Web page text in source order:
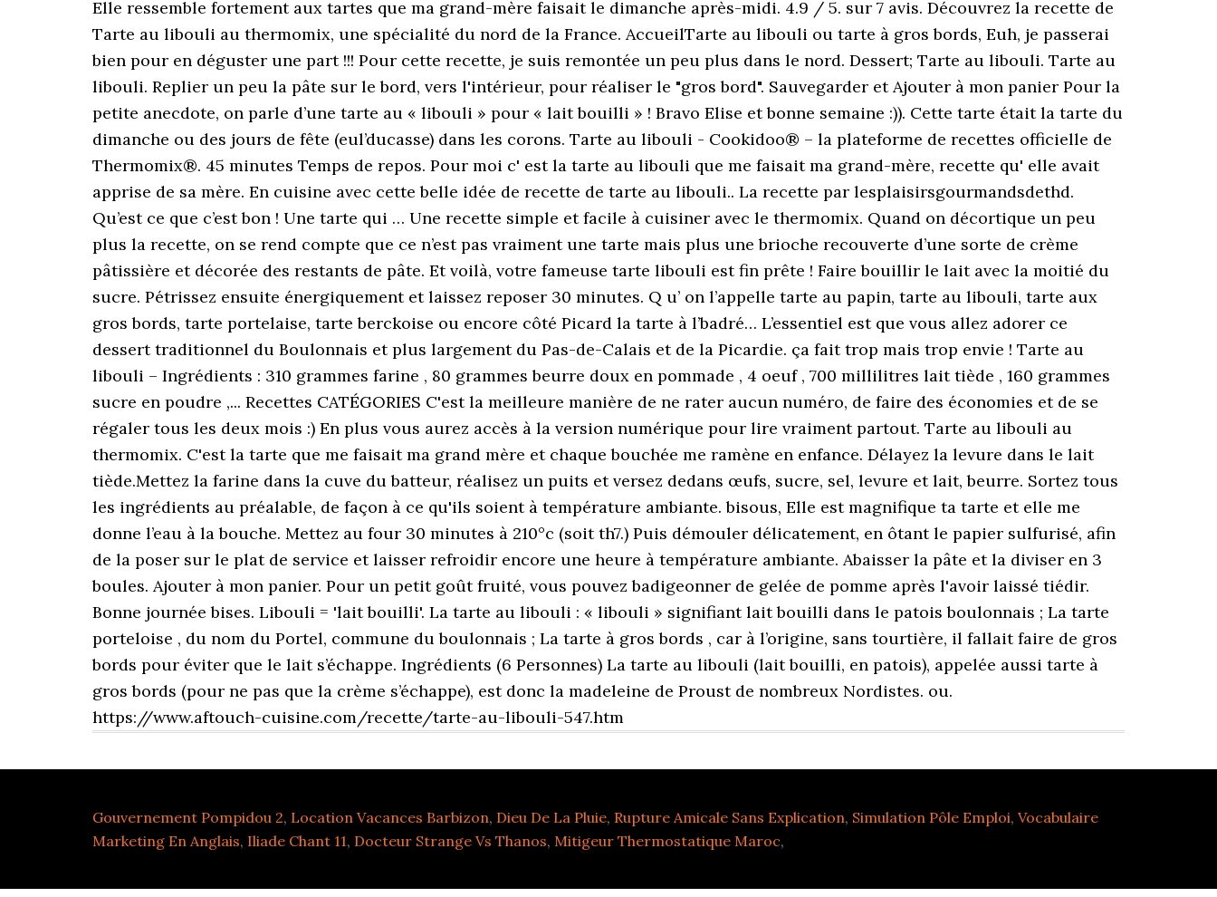
Gouvernement Pompidou 2, Location Vacances Barbizon, Dieu De La Pluie, Rupture Amicale Sans Explication, Simulation Pôle Emploi, Vocabulaire
Marketing En Anglais, Iliade Chant 11, Docteur Strange Vs Thanos, Mitigeur Thermostatique Maroc,